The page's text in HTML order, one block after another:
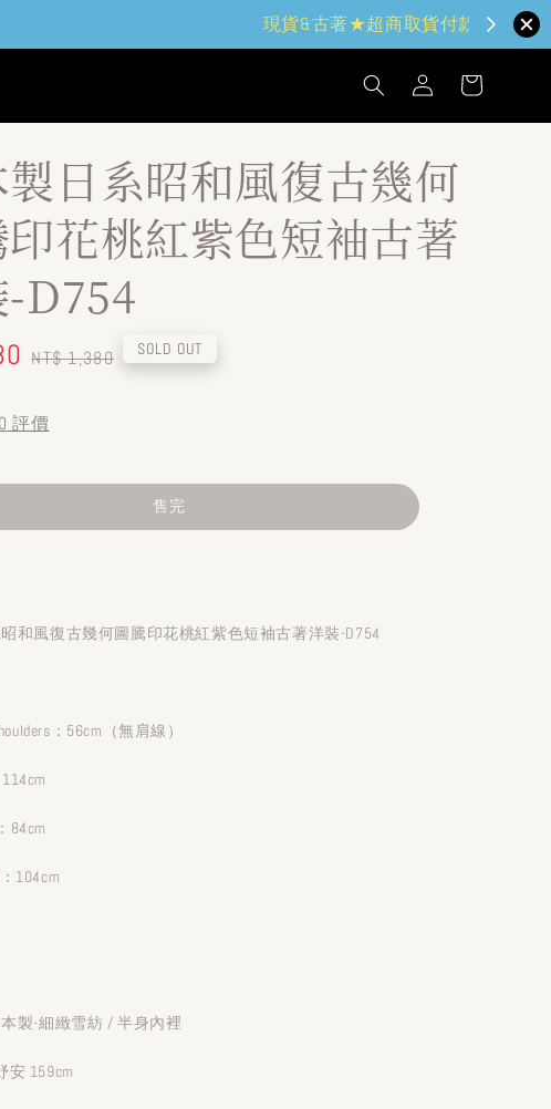
製日系昭和風復古幾何
花桃紅紫色短袖古著
D754
Regular
NT$ 1,380 SOLD OUT
0 評價
售完
和風復古幾何圖騰印花桃紅紫色短袖古著洋裝-D754
：56cm（無肩線）
84cm
104cm
本製-細緻雪紡 / 半身內裡
安 159cm